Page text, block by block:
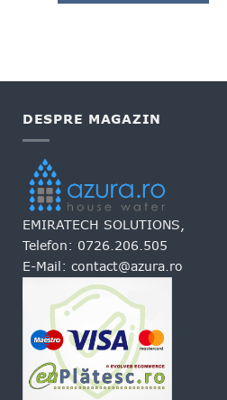
multe
Opțiunile
în
pagina
produsului.
DESPRE MAGAZIN
EMIRATECH SOLUTIONS,
Telefon: 0726.206.505
E-Mail: contact@azura.ro